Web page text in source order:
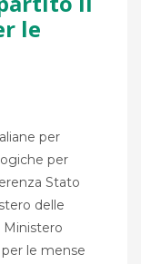
le
per
per
Stato
delle
Ministero
le mense